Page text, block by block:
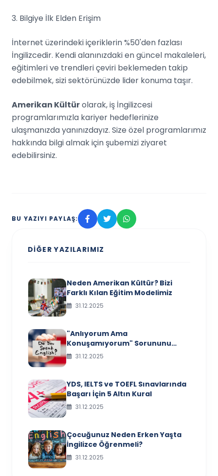
3. Bilgiye İlk Elden Erişim
İnternet üzerindeki içeriklerin %50'den fazlası
İngilizcedir. Kendi alanınızdaki en güncel makaleleri,
eğitimleri ve trendleri çeviri beklemeden takip
edebilmek, sizi sektörünüzde lider konuma taşır.
Amerikan Kültürolarak, iş İngilizcesi
programlarımızla kariyer hedeflerinize
ulaşmanızda yanınızdayız. Size özel programlarımız
hakkında bilgi almak için şubemizi ziyaret
edebilirsiniz.
BU YAZIYI PAYLAŞ:
DIĞER YAZILARIMIZ
Neden Amerikan Kültür? Bizi
Farklı Kılan Eğitim Modelimiz
31.12.2025
"Anlıyorum Ama
Konuşamıyorum" Sorununu
Nasıl Aşarsınız?
31.12.2025
YDS, IELTS ve TOEFL Sınavlarında
Başarı İçin 5 Altın Kural
31.12.2025
Çocuğunuz Neden Erken Yaşta
İngilizce Öğrenmeli?
31.12.2025